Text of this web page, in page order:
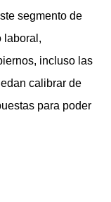
segmento de
laboral,
incluso las
calibrar de
para poder